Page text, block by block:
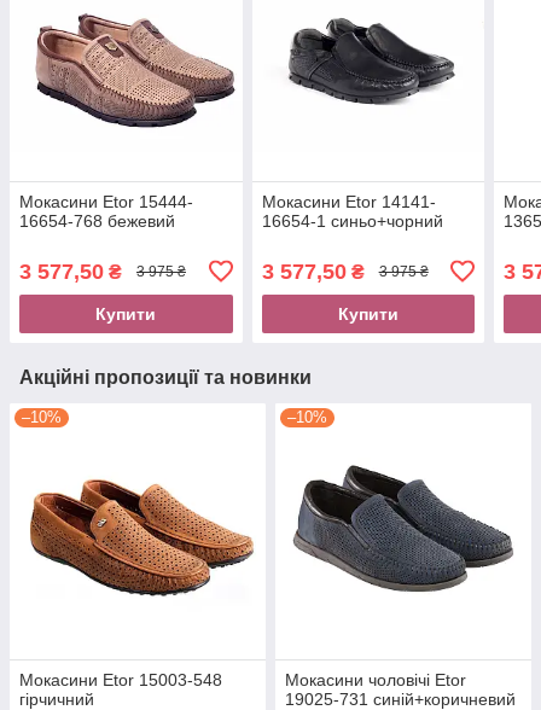
Мокасини Etor 15444-
16654-768 бежевий
3 577,50 ₴ 3 975 ₴
Купити
Мокасини Etor 14141-
16654-1 синьо+чорний
3 577,50₴ 3 975 ₴
Купити
3
Акційні пропозиції та новинки
–10%
Мокасини Etor 15003-548
гірчичний
–10%
Мокасини чоловічі Etor
19025-731 синій+коричневий